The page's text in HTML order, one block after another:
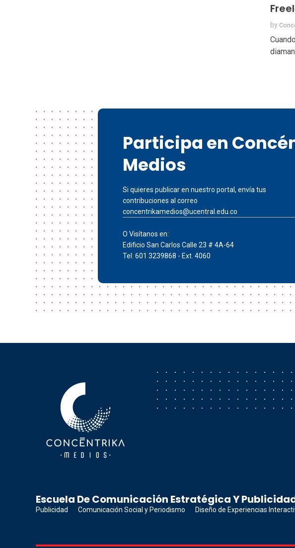
by
Participa en
Medios
Si quieres publicar en nuestro portal, envía tus
contribuciones al correo
concentrikamedios@ucentral.edu.co
O Visítanos en:
Edificio San Carlos Calle 23 # 4A-64
Tel: 601 3239868 - Ext. 4060
Escuela De Comunicación Estratégica Y
Publicidad Comunicación Social y Periodismo Diseño de Experiencias